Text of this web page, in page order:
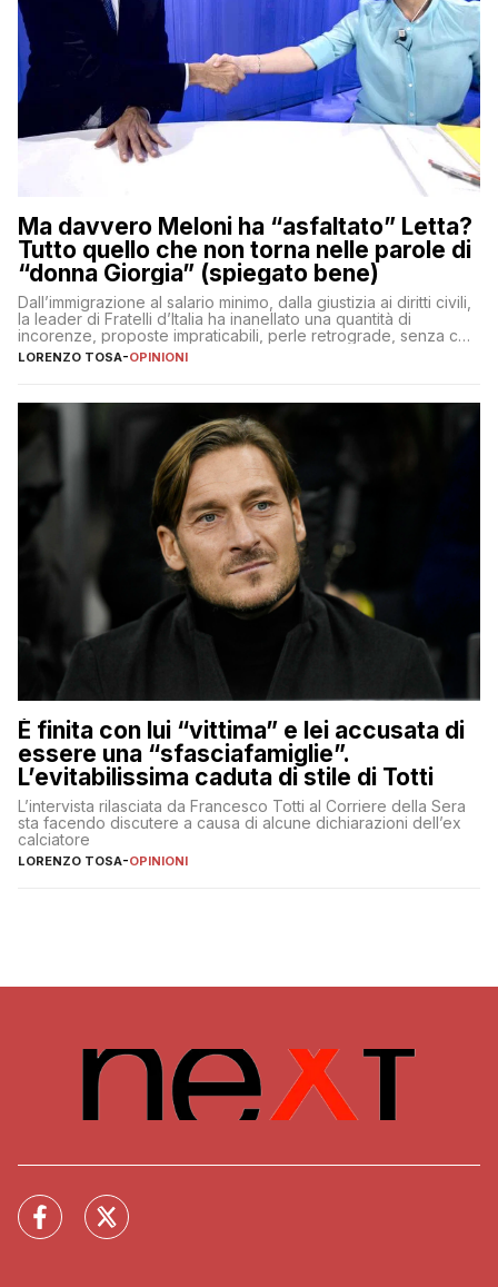
Ma davvero Meloni ha “asfaltato” Letta?
Tutto quello che non torna nelle parole di
“donna Giorgia” (spiegato bene)
Dall’immigrazione al salario minimo, dalla giustizia ai diritti civili,
la leader di Fratelli d’Italia ha inanellato una quantità di
incorenze, proposte impraticabili, perle retrograde, senza che
nessuno – a destra come a sinistra – glielo abbia fatto notare
LORENZO TOSA-OPINIONI
È finita con lui “vittima” e lei accusata di
essere una “sfasciafamiglie”.
L’evitabilissima caduta di stile di Totti
L’intervista rilasciata da Francesco Totti al Corriere della Sera
sta facendo discutere a causa di alcune dichiarazioni dell’ex
calciatore
LORENZO TOSA-OPINIONI